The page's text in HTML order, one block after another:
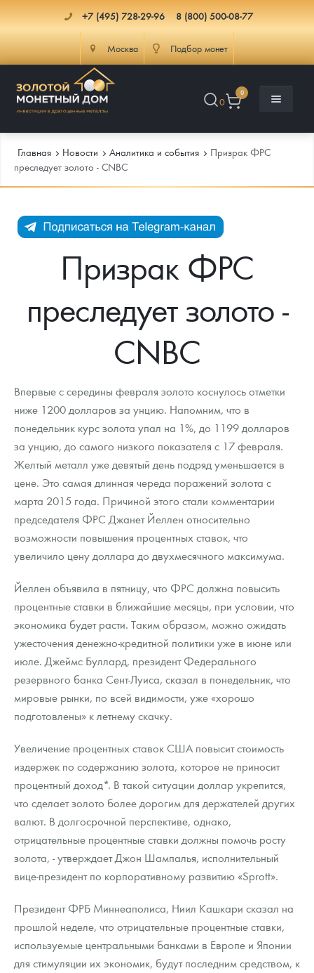
+7 (495) 728-29-96 8 (800) 500-08-77
Москва Подбор монет
0
0
Каталог Монет
Инвестиционные монеты
Памятные монеты России и СССР
Монеты Царской России
Монеты стран мира после 1950г
Золотой червонец Сеятель
Золотые слитки
Аксессуары
Гарри Поттер
Год Лошади
Флот: ледоколы и корабли
Ювелирные изделия
Русская нумизматика
Золотая карманная галерея
Наборы подарочных и коллекционных монет
Книги по нумизматике
Инфо
Как сделать заказ
Выкуп монет
Выкуп серебряных монет
Вопрос - ответ
Памятка для работы с монетами из драгметаллов
Условия возврата
Монеты
Политика конфиденциальности
Положение по обработке и защите персональных данных
Распродажа монет и жетонов
Итоги 2025 года. Прогноз курсов золота, серебра, платины на
2026 год
Cтатьи
Георгий Победоносец - динамика цен
Курс золота и серебра
Скупка слитков
Контакты
Наши преимущества
Письмо директору
Главная Новости Аналитика и события
Призрак ФРС
преследует золото - CNBC
Призрак ФРС
преследует золото -
CNBC
Впервые с середины февраля золото коснулось отметки
ниже 1200 долларов за унцию. Напомним, что в
понедельник курс золота упал на 1%, до 1199 долларов
за унцию, до самого низкого показателя с 17 февраля.
Желтый металл уже девятый день подряд уменьшается в
цене. Это самая длинная череда поражений золота с
марта 2015 года. Причиной этого стали комментарии
председателя ФРС Джанет Йеллен относительно
возможности повышения процентных ставок, что
увеличило цену доллара до двухмесячного максимума.
Йеллен объявила в пятницу, что ФРС должна повысить
процентные ставки в ближайшие месяцы, при условии, что
экономика будет расти. Таким образом, можно ожидать
ужесточения денежно-кредитной политики уже в июне или
июле. Джеймс Буллард, президент Федерального
резервного банка Сент-Луиса, сказал в понедельник, что
мировые рынки, по всей видимости, уже «хорошо
подготовлены» к летнему скачку.
Увеличение процентных ставок США повысит стоимость
издержек по содержанию золота, которое не приносит
процентный доход*. В такой ситуации доллар укрепится,
что сделает золото более дорогим для держателей других
валют. В долгосрочной перспективе, однако,
отрицательные процентные ставки должны помочь росту
золота, - утверждает Джон Шампалья, исполнительный
вице-президент по корпоративному развитию «Sprott».
Президент ФРБ Миннеаполиса, Ниил Кашкари сказал на
прошлой неделе, что отрицательные процентные ставки,
используемые центральными банками в Европе и Японии
для стимуляции их экономик, будут последним средством, к